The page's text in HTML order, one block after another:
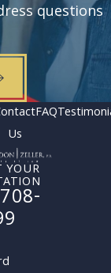
questions
Us
FAQ
YOUR